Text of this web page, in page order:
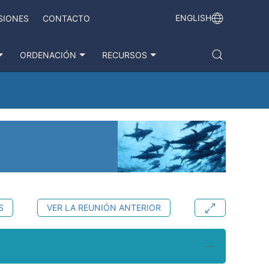
CONTACTO ENGLISH
ORDENACIÓN RECURSOS
VER LA REUNIÓN ANTERIOR